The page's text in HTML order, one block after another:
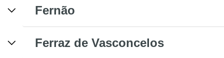
Fernão
Ferraz de Vasconcelos